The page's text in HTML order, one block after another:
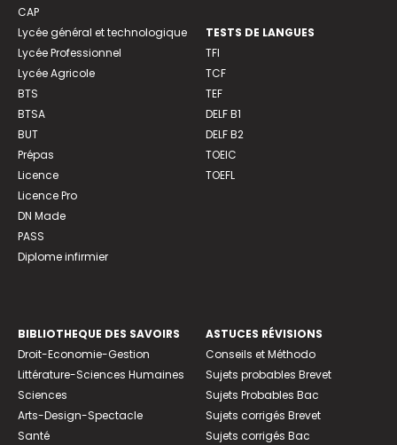
CAP
Lycée général et technologique
Lycée Professionnel
Lycée Agricole
BTS
BTSA
BUT
Prépas
Licence
Licence Pro
DN Made
PASS
Diplome infirmier
TESTS DE LANGUES
TFI
TCF
TEF
DELF B1
DELF B2
TOEIC
TOEFL
BIBLIOTHEQUE DES SAVOIRS
Droit-Economie-Gestion
Littérature-Sciences Humaines
Sciences
Arts-Design-Spectacle
Santé
ASTUCES RÉVISIONS
Conseils et Méthodo
Sujets probables Brevet
Sujets Probables Bac
Sujets corrigés Brevet
Sujets corrigés Bac